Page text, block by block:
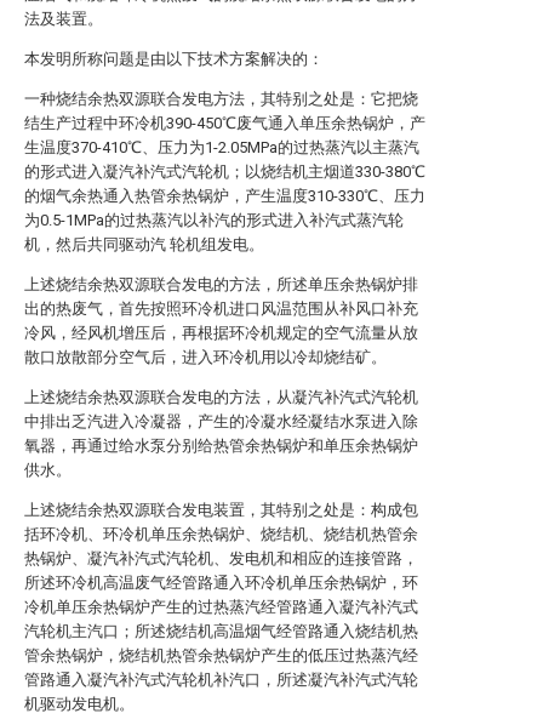
法及装置。
本发明所称问题是由以下技术方案解决的：
一种烧结余热双源联合发电方法，其特别之处是：它把烧
结生产过程中环冷机390-450℃废气通入单压余热锅炉，产
生温度370-410℃、压力为1-2.05MPa的过热蒸汽以主蒸汽
的形式进入凝汽补汽式汽轮机；以烧结机主烟道330-380℃
的烟气余热通入热管余热锅炉，产生温度310-330℃、压力
为0.5-1MPa的过热蒸汽以补汽的形式进入补汽式蒸汽轮
机，然后共同驱动汽 轮机组发电。
上述烧结余热双源联合发电的方法，所述单压余热锅炉排
出的热废气，首先按照环冷机进口风温范围从补风口补充
冷风，经风机增压后，再根据环冷机规定的空气流量从放
散口放散部分空气后，进入环冷机用以冷却烧结矿。
上述烧结余热双源联合发电的方法，从凝汽补汽式汽轮机
中排出乏汽进入冷凝器，产生的冷凝水经凝结水泵进入除
氧器，再通过给水泵分别给热管余热锅炉和单压余热锅炉
供水。
上述烧结余热双源联合发电装置，其特别之处是：构成包
括环冷机、环冷机单压余热锅炉、烧结机、烧结机热管余
热锅炉、凝汽补汽式汽轮机、发电机和相应的连接管路，
所述环冷机高温废气经管路通入环冷机单压余热锅炉，环
冷机单压余热锅炉产生的过热蒸汽经管路通入凝汽补汽式
汽轮机主汽口；所述烧结机高温烟气经管路通入烧结机热
管余热锅炉，烧结机热管余热锅炉产生的低压过热蒸汽经
管路通入凝汽补汽式汽轮机补汽口，所述凝汽补汽式汽轮
机驱动发电机。